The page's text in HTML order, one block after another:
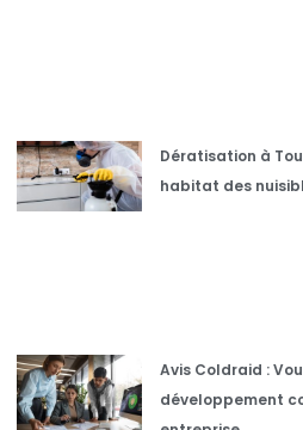
Dératisation à
habitat des
Avis Coldraid :
développement